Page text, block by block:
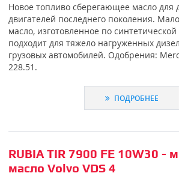
Новое топливо сберегающее масло для
двигателей последнего поколения.
масло, изготовленное по
подходит для тяжело нагруженных
грузовых автомобилей. Одобрения:
228.51.
ПОДРОБНЕЕ
RUBIA TIR 7900 FE 10W30 -
масло Volvo VDS 4